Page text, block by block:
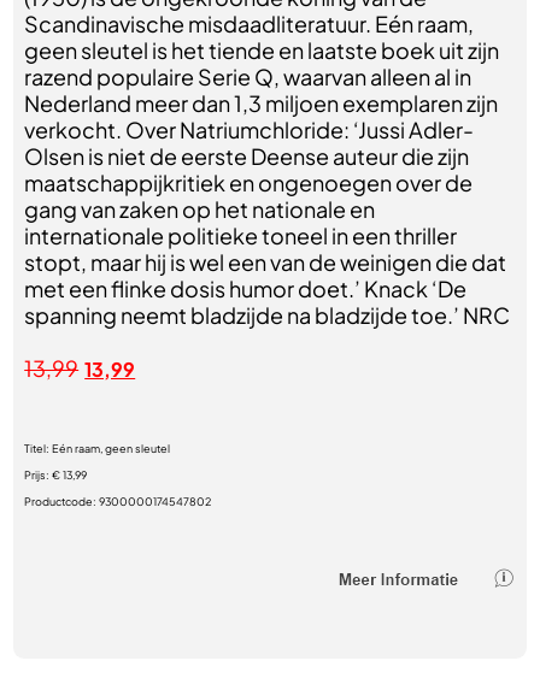
Scandinavische misdaadliteratuur. Eén raam,
geen sleutel is het tiende en laatste boek uit zijn
razend populaire Serie Q, waarvan alleen al in
Nederland meer dan 1,3 miljoen exemplaren zijn
verkocht. Over Natriumchloride: ‘Jussi Adler-
Olsen is niet de eerste Deense auteur die zijn
maatschappijkritiek en ongenoegen over de
gang van zaken op het nationale en
internationale politieke toneel in een thriller
stopt, maar hij is wel een van de weinigen die dat
met een flinke dosis humor doet.’ Knack ‘De
spanning neemt bladzijde na bladzijde toe.’ NRC
13,99 13,99
Titel:Eén raam, geen sleutel
Prijs:€ 13,99
Productcode:9300000174547802